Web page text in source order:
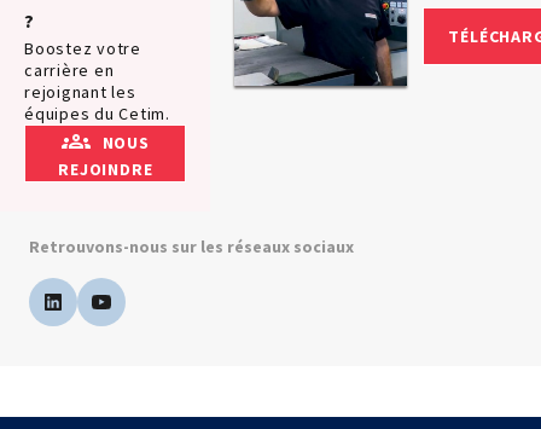
?
Boostez votre
carrière en
rejoignant les
équipes du Cetim.
NOUS
REJOINDRE
Retrouvons-nous sur les réseaux sociaux